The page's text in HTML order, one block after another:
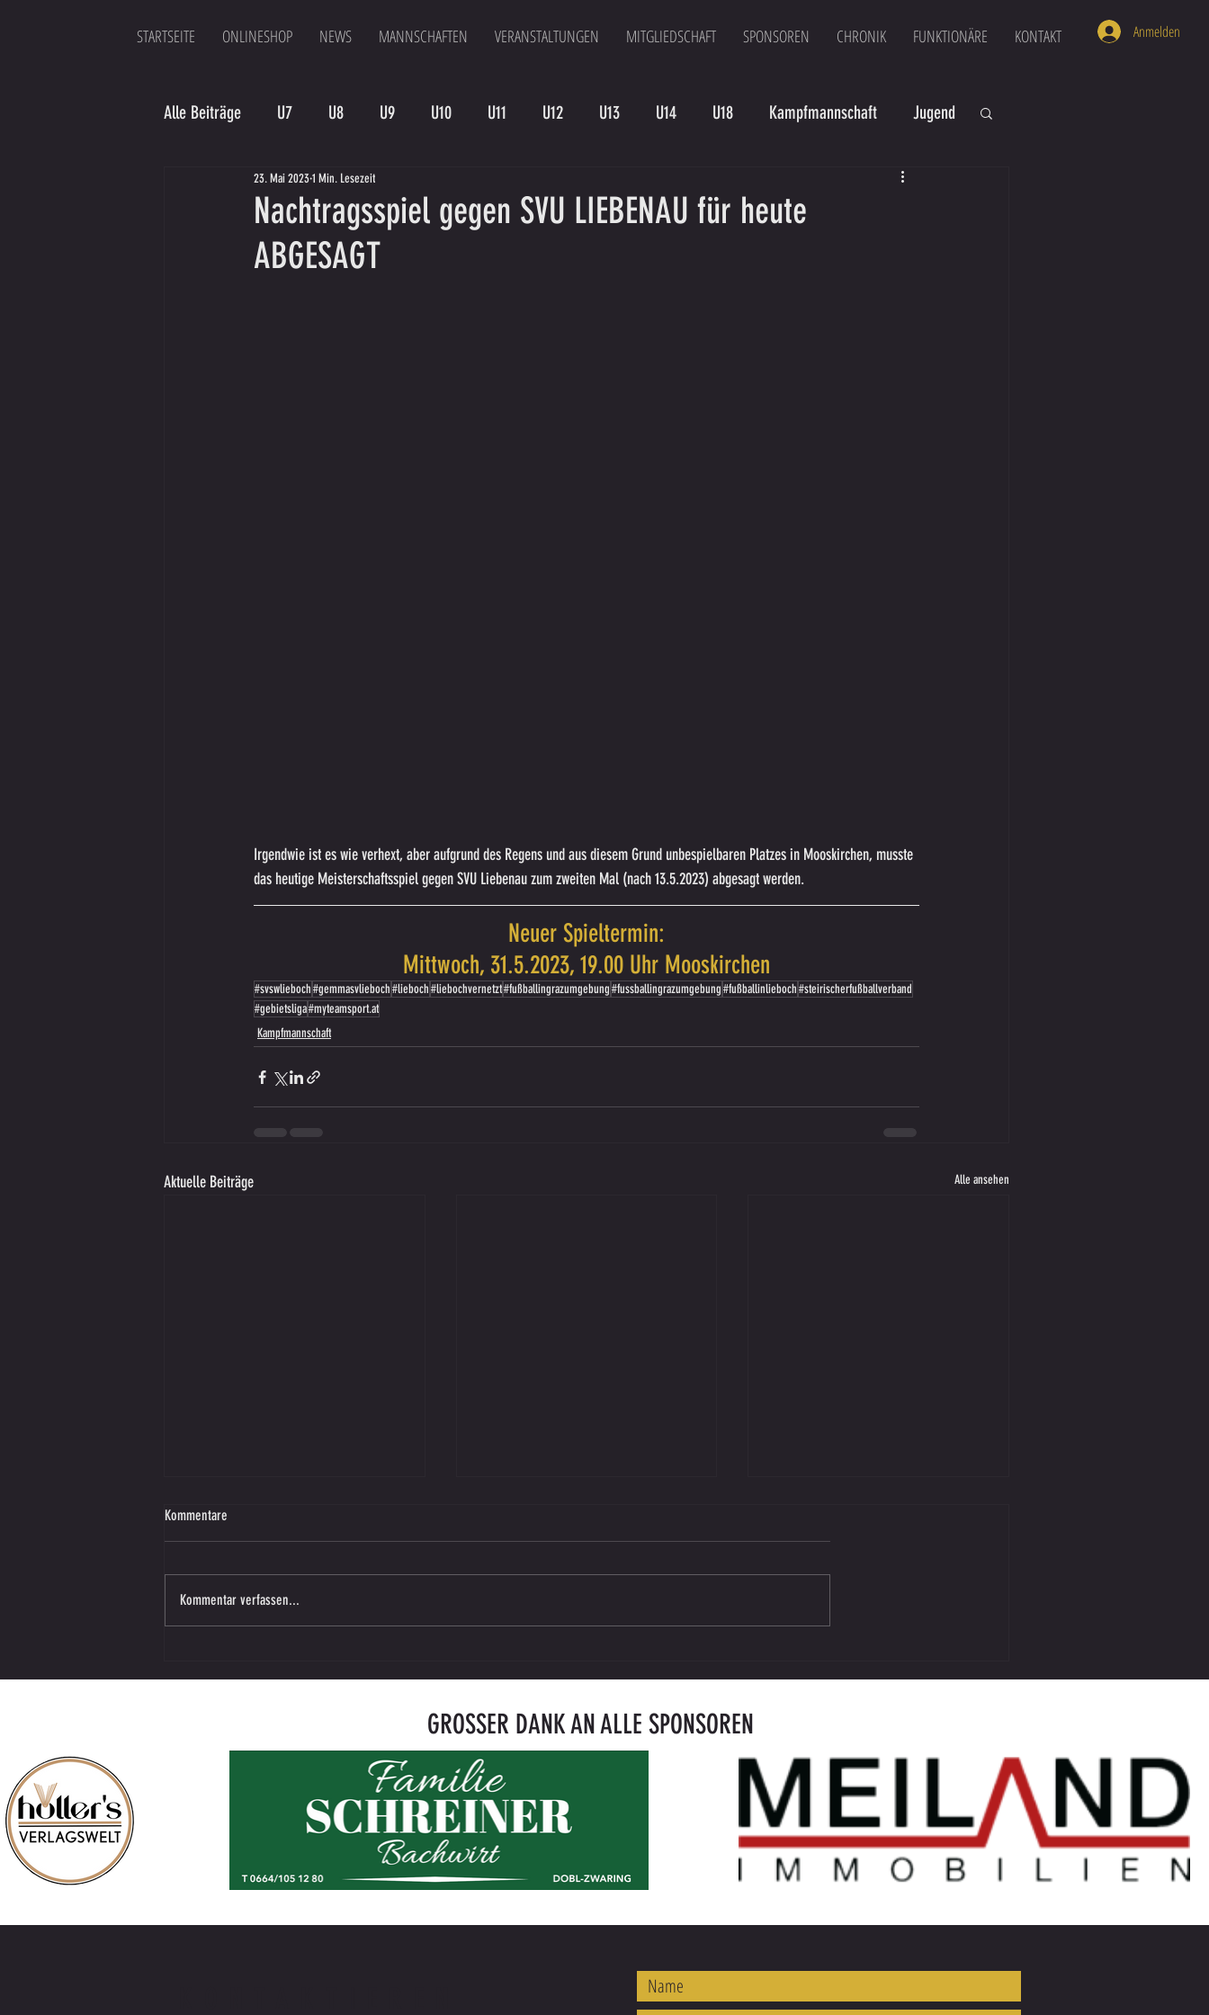
STARTSEITE ONLINESHOP NEWS MANNSCHAFTEN VERANSTALTUNGEN MITGLIEDSCHAFT SPONSOREN CHRONIK FUNKTIONÄRE KONTAKT Anmelden
Alle Beiträge U7 U8 U9 U10 U11 U12 U13 U14 U18 Kampfmannschaft Jugend
Spielergebnis Veranstaltungen
Nachtragsspiel gegen SVU LIEBENAU für heute
ABGESAGT
23. Mai 20231 Min. Lesezeit
Irgendwie ist es wie verhext, aber aufgrund des Regens und aus diesem Grund unbespielbaren Platzes in Mooskirchen, musste
das heutige Meisterschaftsspiel gegen SVU Liebenau zum zweiten Mal (nach 13.5.2023) abgesagt werden.
Neuer Spieltermin:
Mittwoch, 31.5.2023, 19.00 Uhr Mooskirchen
#svswlieboch#gemmasvlieboch#lieboch#liebochvernetzt#fußballingrazumgebung#fussballingrazumgebung#fußballinlieboch#steirischerfußballverband
#gebietsliga#myteamsport.at
Kampfmannschaft
Aktuelle Beiträge Alle ansehen
Kommentare
Kommentar verfassen...
GROSSER DANK AN ALLE SPONSOREN